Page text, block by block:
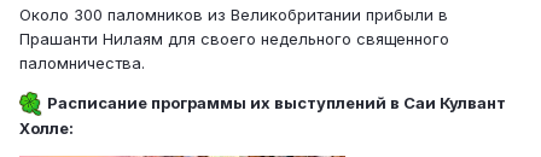
Около 300 паломников из Великобритании прибыли в
Прашанти Нилаям для своего недельного священного
паломничества.
Расписание программы их выступлений в Саи Кулвант
Холле: